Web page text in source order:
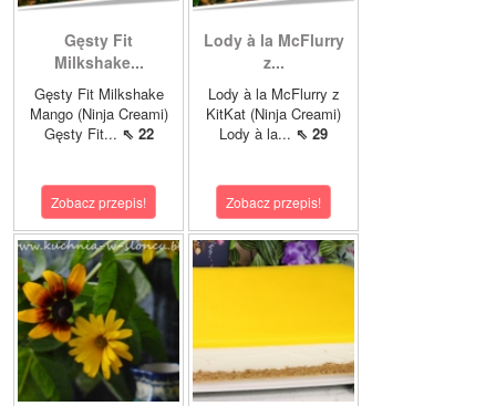
Gęsty Fit
Milkshake...
Gęsty Fit Milkshake
Mango (Ninja Creami)
Gęsty Fit... ⇖ 22
Zobacz przepis!
Lody à la McFlurry
z...
Lody à la McFlurry z
KitKat (Ninja Creami)
Lody à la... ⇖ 29
Zobacz przepis!